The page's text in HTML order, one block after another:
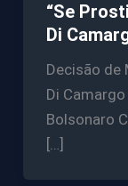
“Se
Di
Decisão de
Di
Bolsonaro
[…]